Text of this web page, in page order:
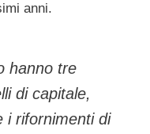
anni.
hanno tre
di capitale,
i rifornimenti di